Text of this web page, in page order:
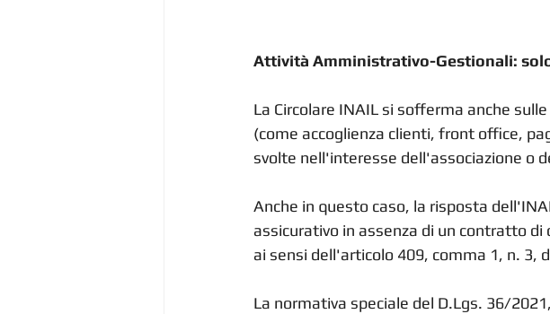
Attività Amministrativo-Gestionali:
La Circolare INAIL si sofferma anche
(come accoglienza clienti, front office,
svolte nell'interesse dell'associazione o
Anche in questo caso, la risposta
assicurativo in assenza di un contratto
ai sensi dell'articolo 409, comma 1, n. 3,
La normativa speciale del D.Lgs. 36/